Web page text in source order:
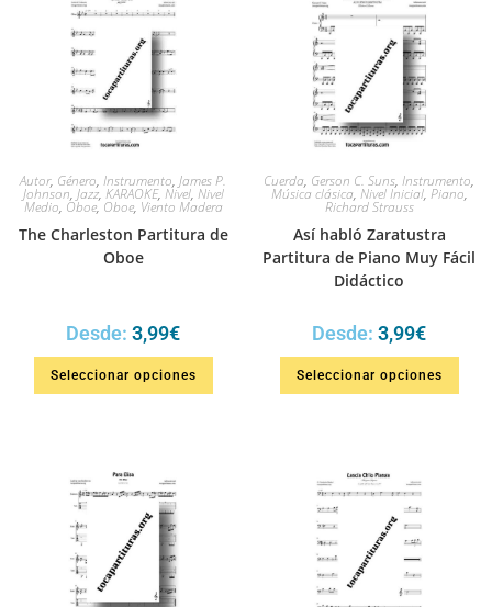
Autor, Género, Instrumento, James P.
Johnson, Jazz, KARAOKE, Nivel, Nivel
Medio, Oboe, Oboe, Viento Madera
The Charleston Partitura de
Oboe
Desde: 3,99€
Seleccionar opciones
Cuerda, Gerson C. Suns, Instrumento,
Música clásica, Nivel Inicial, Piano,
Richard Strauss
Así habló Zaratustra
Partitura de Piano Muy Fácil
Didáctico
Desde: 3,99€
Seleccionar opciones